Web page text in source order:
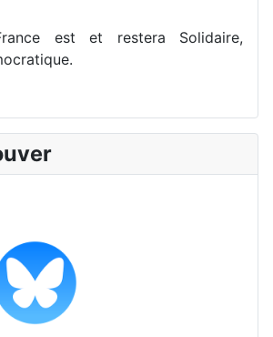
est et restera Solidaire,